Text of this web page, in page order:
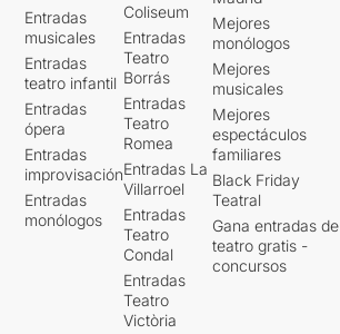
Entradas
musicales
Entradas
teatro infantil
Entradas
ópera
Entradas
improvisación
Entradas
monólogos
Coliseum
Entradas
Teatro
Borrás
Entradas
Teatro
Romea
Entradas La
Villarroel
Entradas
Teatro
Condal
Entradas
Teatro
Victòria
Mejores
monólogos
Mejores
musicales
Mejores
espectáculos
familiares
Black Friday
Teatral
Gana entradas de
teatro gratis -
concursos